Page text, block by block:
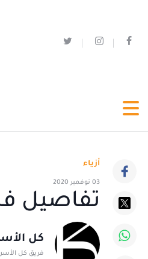
أزياء
03 نوفمبر 2020
تفاصيل
كل
فريق كل